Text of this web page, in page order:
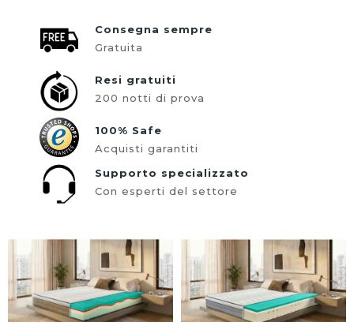
Consegna sempre
Gratuita
Resi gratuiti
200 notti di prova
100% Safe
Acquisti garantiti
Supporto specializzato
Con esperti del settore